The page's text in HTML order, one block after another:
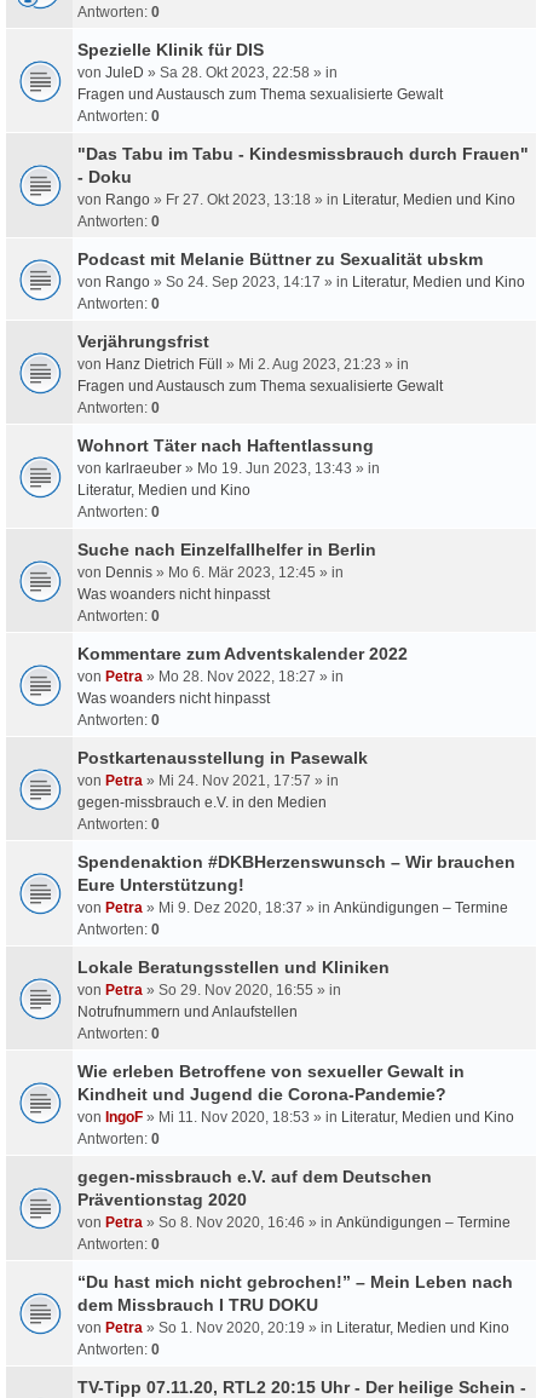
Antworten: 0
Spezielle Klinik für DIS
von JuleD » Sa 28. Okt 2023, 22:58 » in
Fragen und Austausch zum Thema sexualisierte Gewalt
Antworten: 0
"Das Tabu im Tabu - Kindesmissbrauch durch Frauen"
- Doku
von Rango » Fr 27. Okt 2023, 13:18 » in Literatur, Medien und Kino
Antworten: 0
Podcast mit Melanie Büttner zu Sexualität ubskm
von Rango » So 24. Sep 2023, 14:17 » in Literatur, Medien und Kino
Antworten: 0
Verjährungsfrist
von Hanz Dietrich Füll » Mi 2. Aug 2023, 21:23 » in
Fragen und Austausch zum Thema sexualisierte Gewalt
Antworten: 0
Wohnort Täter nach Haftentlassung
von karlraeuber » Mo 19. Jun 2023, 13:43 » in
Literatur, Medien und Kino
Antworten: 0
Suche nach Einzelfallhelfer in Berlin
von Dennis » Mo 6. Mär 2023, 12:45 » in
Was woanders nicht hinpasst
Antworten: 0
Kommentare zum Adventskalender 2022
von Petra » Mo 28. Nov 2022, 18:27 » in
Was woanders nicht hinpasst
Antworten: 0
Postkartenausstellung in Pasewalk
von Petra » Mi 24. Nov 2021, 17:57 » in
gegen-missbrauch e.V. in den Medien
Antworten: 0
Spendenaktion #DKBHerzenswunsch – Wir brauchen
Eure Unterstützung!
von Petra » Mi 9. Dez 2020, 18:37 » in Ankündigungen – Termine
Antworten: 0
Lokale Beratungsstellen und Kliniken
von Petra » So 29. Nov 2020, 16:55 » in
Notrufnummern und Anlaufstellen
Antworten: 0
Wie erleben Betroffene von sexueller Gewalt in
Kindheit und Jugend die Corona-Pandemie?
von IngoF » Mi 11. Nov 2020, 18:53 » in Literatur, Medien und Kino
Antworten: 0
gegen-missbrauch e.V. auf dem Deutschen
Präventionstag 2020
von Petra » So 8. Nov 2020, 16:46 » in Ankündigungen – Termine
Antworten: 0
“Du hast mich nicht gebrochen!” – Mein Leben nach
dem Missbrauch I TRU DOKU
von Petra » So 1. Nov 2020, 20:19 » in Literatur, Medien und Kino
Antworten: 0
TV-Tipp 07.11.20, RTL2 20:15 Uhr - Der heilige Schein -